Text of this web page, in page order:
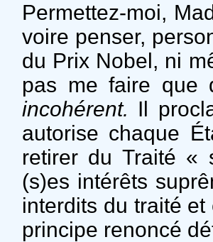
Permettez-moi,
voire penser,
du Prix Nobel, ni
pas me faire que
incohérent. Il
autorise chaque
retirer du Traité «
(s)es intérêts
interdits du traité
principe renoncé